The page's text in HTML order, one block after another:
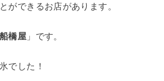
ができるお店があります。
橋屋 」です。
でした！